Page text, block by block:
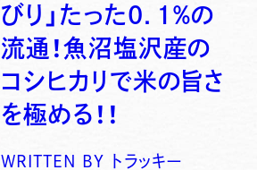
びり」たった0．1％の
流通！魚沼塩沢産の
コシヒカリで米の旨さ
を極める！！
WRITTEN BY トラッキー